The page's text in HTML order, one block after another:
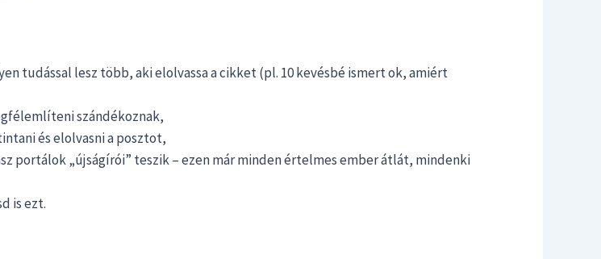
tudással lesz több, aki elolvassa a cikket (pl. 10 kevésbé ismert ok, amiért
szándékoznak,
és elolvasni a posztot,
portálok „újságírói” teszik – ezen már minden értelmes ember átlát, mindenki
is ezt.